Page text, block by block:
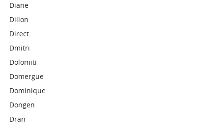
Diane
Dillon
Direct
Dmitri
Dolomiti
Domergue
Dominique
Dongen
Dran